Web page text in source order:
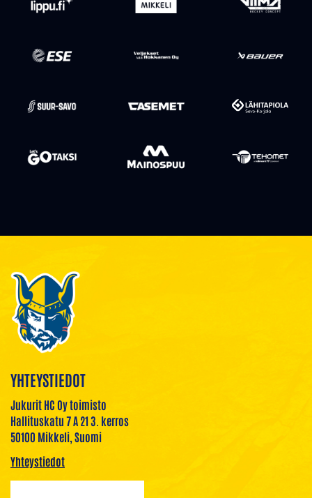
YHTEYSTIEDOT
Jukurit HC Oy toimisto
Hallituskatu 7 A 21 3. kerros
50100 Mikkeli, Suomi
Yhteystiedot